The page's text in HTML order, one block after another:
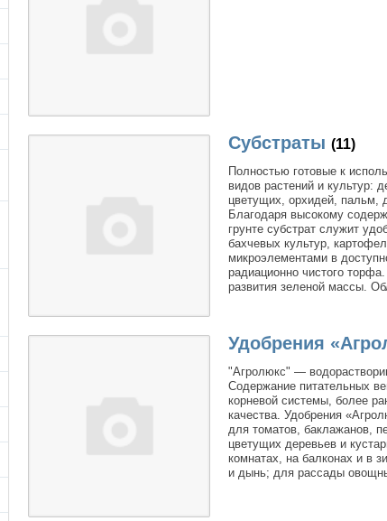
Субстраты (11)
Полностью готовые к
видов растений и культур:
цветущих, орхидей, пальм,
Благодаря высокому
грунте субстрат служит
бахчевых культур,
микроэлементами в
радиационно чистого
развития зеленой массы.
Удобрения
"Агролюкс" —
Содержание питательных
корневой системы, более
качества. Удобрения
для томатов, баклажанов,
цветущих деревьев и
комнатах, на балконах и в
и дынь; для рассады